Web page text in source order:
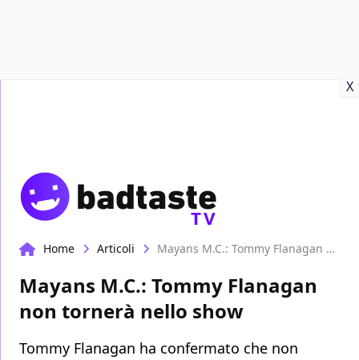
X
TV
Home Articoli Mayans M.C.: Tommy Flanagan non tornerà nello show
Mayans M.C.: Tommy Flanagan
non tornerà nello show
Tommy Flanagan ha confermato che non